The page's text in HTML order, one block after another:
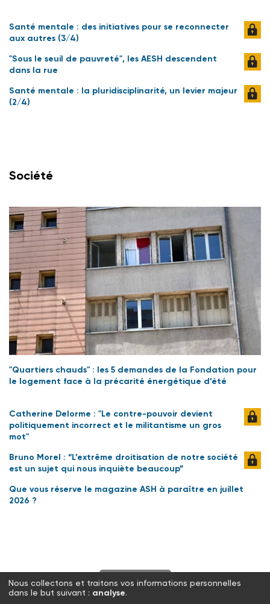
Santé mentale : des initiatives pour se reconnecter
aux autres (3/4)
"Sous le seuil de pauvreté", les AESH descendent
dans la rue
Santé mentale : la pluridisciplinarité, un levier majeur
(2/4)
Société
"Quartiers chauds" : les 5 demandes de la Fondation pour
le logement face à la précarité énergétique d’été
Catherine Delorme : "Le contre-pouvoir devient
politiquement incorrect et le militantisme un gros
mot"
Bruno Morel : “L’extrême droitisation de notre société
est un sujet qui nous inquiète beaucoup”
Que vous réserve le magazine ASH à paraître en juillet
2026 ?
S'abonner
Nous collectons et traitons vos informations personnelles
dans le but suivant : analyse.